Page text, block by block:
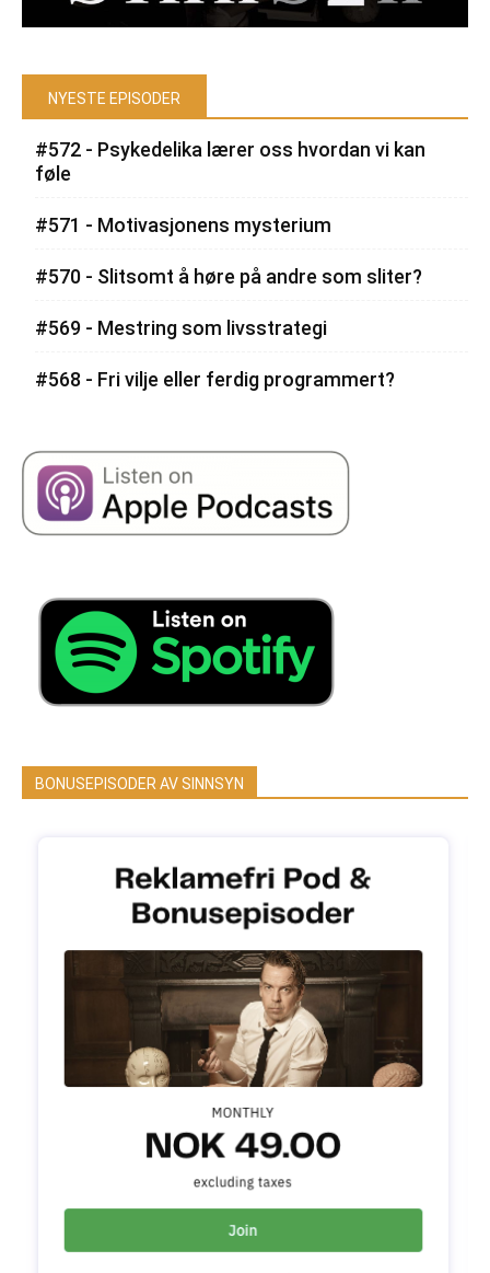
NYESTE EPISODER
#572 - Psykedelika lærer oss hvordan vi kan
føle
#571 - Motivasjonens mysterium
#570 - Slitsomt å høre på andre som sliter?
#569 - Mestring som livsstrategi
#568 - Fri vilje eller ferdig programmert?
BONUSEPISODER AV SINNSYN